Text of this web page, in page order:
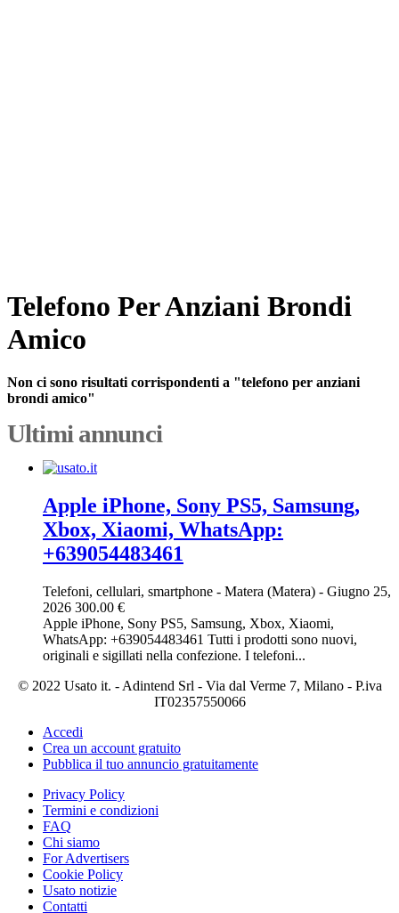
Telefono Per Anziani Brondi
Amico
Non ci sono risultati corrispondenti a "telefono per anziani
brondi amico"
Ultimi annunci
Apple iPhone, Sony PS5, Samsung,
Xbox, Xiaomi, WhatsApp:
+639054483461
Telefoni, cellulari, smartphone - Matera (Matera) - Giugno 25,
2026 300.00 €
Apple iPhone, Sony PS5, Samsung, Xbox, Xiaomi,
WhatsApp: +639054483461 Tutti i prodotti sono nuovi,
originali e sigillati nella confezione. I telefoni...
© 2022 Usato it. - Adintend Srl - Via dal Verme 7, Milano - P.iva
IT02357550066
Accedi
Crea un account gratuito
Pubblica il tuo annuncio gratuitamente
Privacy Policy
Termini e condizioni
FAQ
Chi siamo
For Advertisers
Cookie Policy
Usato notizie
Contatti